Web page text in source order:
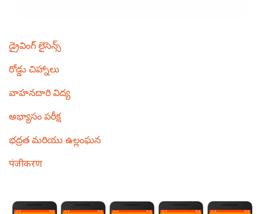
Main
navigation
డ్రైవింగ్ లైసెన్స్
రోడ్డు చిహ్నాలు
వాహనదారి విద్య
అభ్యాసం పరీక్ష
భద్రత మరియు ఉల్లంఘన
पंजीकरण